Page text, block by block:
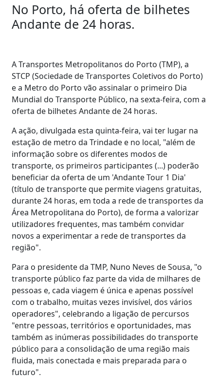
No Porto, há oferta de bilhetes
Andante de 24 horas.
A Transportes Metropolitanos do Porto (TMP), a
STCP (Sociedade de Transportes Coletivos do Porto)
e a Metro do Porto vão assinalar o primeiro Dia
Mundial do Transporte Público, na sexta-feira, com a
oferta de bilhetes Andante de 24 horas.
A ação, divulgada esta quinta-feira, vai ter lugar na
estação de metro da Trindade e no local, "além de
informação sobre os diferentes modos de
transporte, os primeiros participantes (...) poderão
beneficiar da oferta de um 'Andante Tour 1 Dia'
(título de transporte que permite viagens gratuitas,
durante 24 horas, em toda a rede de transportes da
Área Metropolitana do Porto), de forma a valorizar
utilizadores frequentes, mas também convidar
novos a experimentar a rede de transportes da
região".
Para o presidente da TMP, Nuno Neves de Sousa, "o
transporte público faz parte da vida de milhares de
pessoas e, cada viagem é única e apenas possível
com o trabalho, muitas vezes invisível, dos vários
operadores", celebrando a ligação de percursos
"entre pessoas, territórios e oportunidades, mas
também as inúmeras possibilidades do transporte
público para a consolidação de uma região mais
fluida, mais conectada e mais preparada para o
futuro".